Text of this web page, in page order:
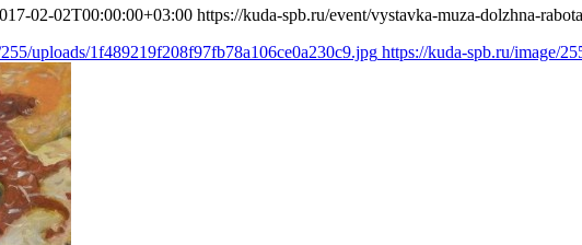
02-02T00:00:00+03:00 https://kuda-spb.ru/event/vystavka-muza-dolzhna-
uploads/1f489219f208f97fb78a106ce0a230c9.jpg https://kuda-spb.ru/image/